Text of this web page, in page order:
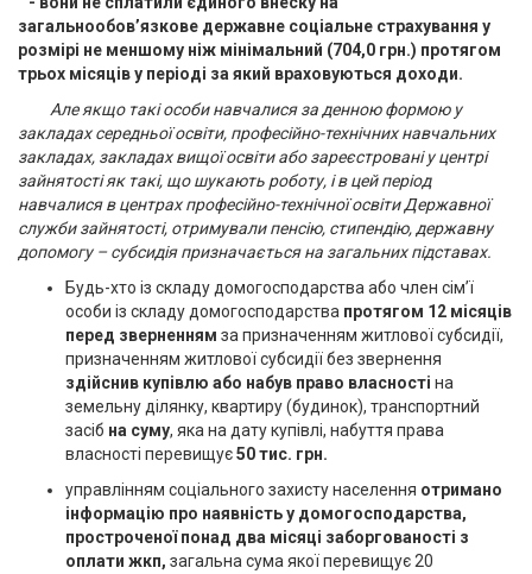
загальнообов’язкове державне соціальне страхування у
розмірі не меншому ніж мінімальний (704,0 грн.) протягом
трьох місяців у періоді за який враховуються доходи.
Але якщо такі особи навчалися за денною формою у
закладах середньої освіти, професійно-технічних навчальних
закладах, закладах вищої освіти або зареєстровані у центрі
зайнятості як такі, що шукають роботу, і в цей період
навчалися в центрах професійно-технічної освіти Державної
служби зайнятості, отримували пенсію, стипендію, державну
допомогу – субсидія призначається на загальних підставах.
Будь-хто із складу домогосподарства або член сім’ї
особи із складу домогосподарства протягом 12 місяців
перед зверненням за призначенням житлової субсидії,
призначенням житлової субсидії без звернення
здійснив купівлю або набув право власності на
земельну ділянку, квартиру (будинок), транспортний
засіб на суму, яка на дату купівлі, набуття права
власності перевищує50 тис. грн.
управлінням соціального захисту населення отримано
інформацію про наявність у домогосподарства,
простроченої понад два місяці заборгованості з
оплати жкп, загальна сума якої перевищує 20